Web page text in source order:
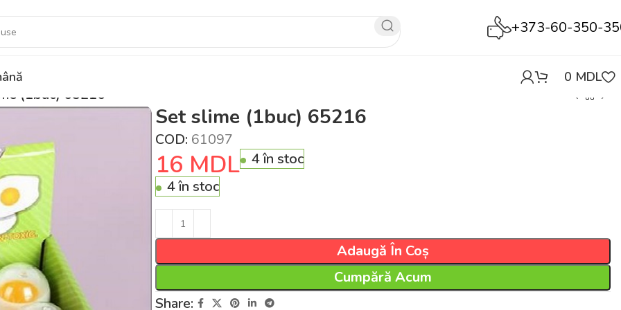
+373-60-350-
0 MDL
(1buc) 65216
Set slime (1buc) 65216
COD: 61097
16 MDL
4 în stoc
4 în stoc
Adaugă În Coș
Cumpără Acum
Share: